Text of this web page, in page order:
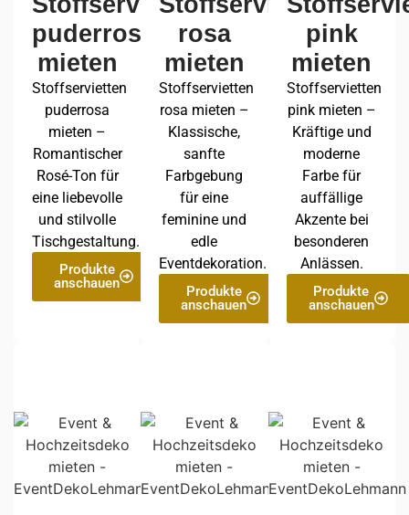
puderrosa
mieten
Stoffservietten
puderrosa
mieten –
Romantischer
Rosé-Ton für
eine liebevolle
und stilvolle
Tischgestaltung.
Produkte
anschauen
rosa
mieten
Stoffservietten
rosa mieten –
Klassische,
sanfte
Farbgebung
für eine
feminine und
edle
Eventdekoration.
Produkte
anschauen
pink
mieten
Stoffservietten
pink mieten –
Kräftige und
moderne
Farbe für
auffällige
Akzente bei
besonderen
Anlässen.
Produkte
anschauen